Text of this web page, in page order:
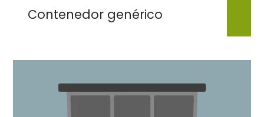
Contenedor genérico